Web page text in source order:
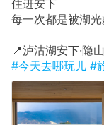
住进安下
每一次都是被湖
📍泸沽湖安下·隐
#今天去哪玩儿 #